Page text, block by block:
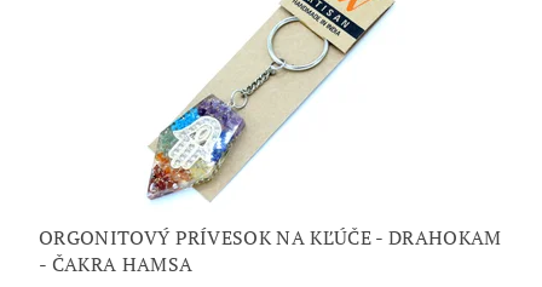
ORGONITOVÝ PRÍVESOK NA KĽÚČE - DRAHOKAM
- ČAKRA HAMSA